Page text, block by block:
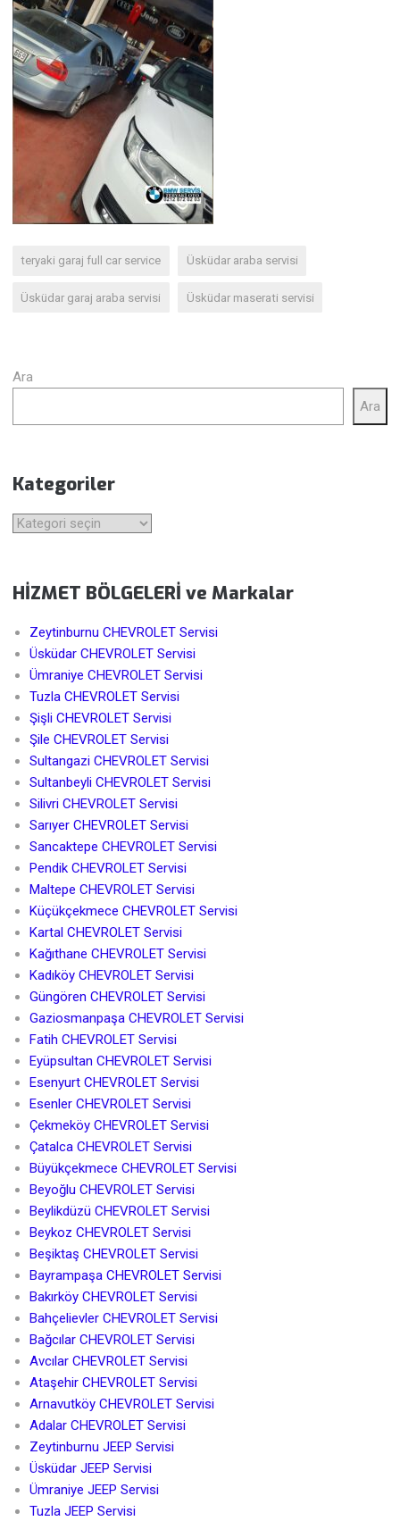
teryaki garaj full car service Üsküdar araba servisi
Üsküdar garaj araba servisi Üsküdar maserati servisi
Ara
Ara
Kategoriler
Kategoriler
HİZMET BÖLGELERİ ve Markalar
Zeytinburnu CHEVROLET Servisi
Üsküdar CHEVROLET Servisi
Ümraniye CHEVROLET Servisi
Tuzla CHEVROLET Servisi
Şişli CHEVROLET Servisi
Şile CHEVROLET Servisi
Sultangazi CHEVROLET Servisi
Sultanbeyli CHEVROLET Servisi
Silivri CHEVROLET Servisi
Sarıyer CHEVROLET Servisi
Sancaktepe CHEVROLET Servisi
Pendik CHEVROLET Servisi
Maltepe CHEVROLET Servisi
Küçükçekmece CHEVROLET Servisi
Kartal CHEVROLET Servisi
Kağıthane CHEVROLET Servisi
Kadıköy CHEVROLET Servisi
Güngören CHEVROLET Servisi
Gaziosmanpaşa CHEVROLET Servisi
Fatih CHEVROLET Servisi
Eyüpsultan CHEVROLET Servisi
Esenyurt CHEVROLET Servisi
Esenler CHEVROLET Servisi
Çekmeköy CHEVROLET Servisi
Çatalca CHEVROLET Servisi
Büyükçekmece CHEVROLET Servisi
Beyoğlu CHEVROLET Servisi
Beylikdüzü CHEVROLET Servisi
Beykoz CHEVROLET Servisi
Beşiktaş CHEVROLET Servisi
Bayrampaşa CHEVROLET Servisi
Bakırköy CHEVROLET Servisi
Bahçelievler CHEVROLET Servisi
Bağcılar CHEVROLET Servisi
Avcılar CHEVROLET Servisi
Ataşehir CHEVROLET Servisi
Arnavutköy CHEVROLET Servisi
Adalar CHEVROLET Servisi
Zeytinburnu JEEP Servisi
Üsküdar JEEP Servisi
Ümraniye JEEP Servisi
Tuzla JEEP Servisi